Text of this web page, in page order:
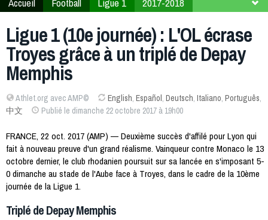
Ligue 1 (10e journée) : L'OL écrase
Troyes grâce à un triplé de Depay
Memphis
Athlet.org avec AMP© English, Español, Deutsch, Italiano, Português,
中文
Publié le dimanche 22 octobre 2017 à 19h00
FRANCE, 22 oct. 2017 (AMP) — Deuxième succès d'affilé pour Lyon qui
fait à nouveau preuve d'un grand réalisme. Vainqueur contre Monaco le 13
octobre dernier, le club rhodanien poursuit sur sa lancée en s'imposant 5-
0 dimanche au stade de l'Aube face à Troyes, dans le cadre de la 10ème
journée de la Ligue 1.
Triplé de Depay Memphis